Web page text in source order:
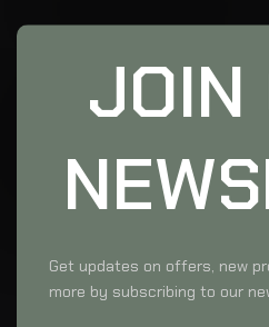
JOIN
Get updates on offers, new
more by subscribing to our